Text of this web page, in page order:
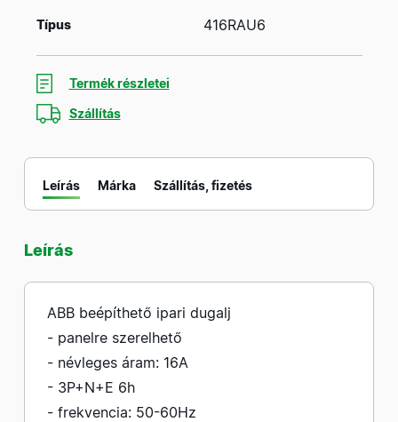
Típus 416RAU6
Termék részletei
Szállítás
Leírás Márka Szállítás, fizetés
Leírás
ABB beépíthető ipari dugalj
- panelre szerelhető
- névleges áram: 16A
- 3P+N+E 6h
- frekvencia: 50-60Hz